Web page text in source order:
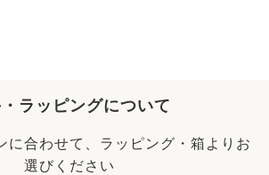
ラッピングについて
に合わせて、ラッピング・箱よりお
選びください